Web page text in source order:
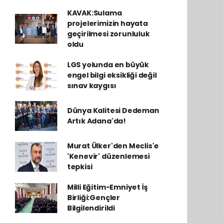
KAVAK:Sulama
projelerimizin hayata
geçirilmesi zorunluluk
oldu
LGS yolunda en büyük
engel bilgi eksikliği değil
sınav kaygısı
Dünya Kalitesi Dedeman
Artık Adana'da!
Murat Ülker'den Meclis'e
'Kenevir' düzenlemesi
tepkisi
Milli Eğitim-Emniyet İş
Birliği:Gençler
Bilgilendirildi